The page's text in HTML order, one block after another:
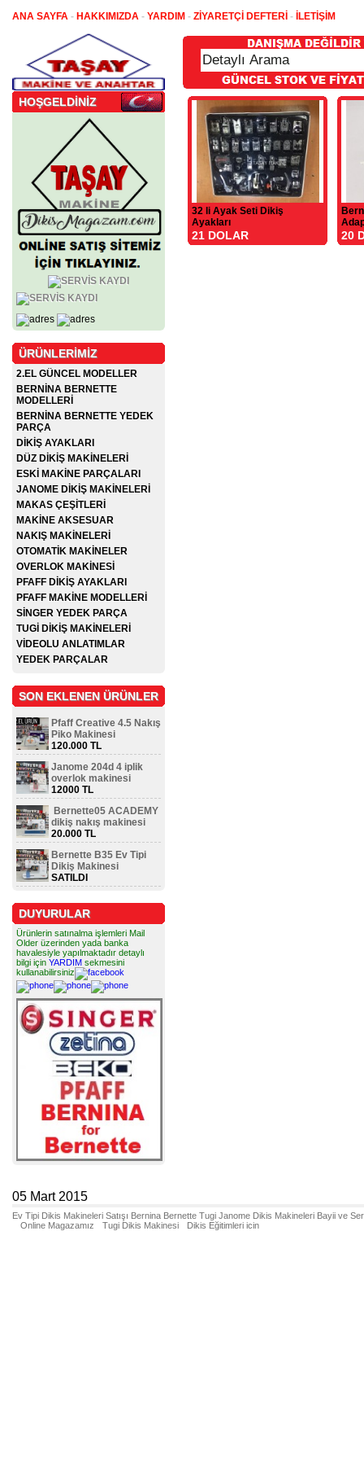
ANA SAYFA - HAKKIMIZDA - YARDIM - ZİYARETÇİ DEFTERİ - İLETİŞİM
HOŞGELDİNİZ
ÜRÜNLERİMİZ
2.EL GÜNCEL MODELLER
BERNİNA BERNETTE
MODELLERİ
BERNİNA BERNETTE YEDEK
PARÇA
DİKİŞ AYAKLARI
DÜZ DİKİŞ MAKİNELERİ
ESKİ MAKİNE PARÇALARI
JANOME DİKİŞ MAKİNELERİ
MAKAS ÇEŞİTLERİ
MAKİNE AKSESUAR
NAKIŞ MAKİNELERİ
OTOMATİK MAKİNELER
OVERLOK MAKİNESİ
PFAFF DİKİŞ AYAKLARI
PFAFF MAKİNE MODELLERİ
SİNGER YEDEK PARÇA
TUGİ DİKİŞ MAKİNELERİ
VİDEOLU ANLATIMLAR
YEDEK PARÇALAR
SON EKLENEN ÜRÜNLER
Pfaff Creative 4.5 Nakış
Piko Makinesi
120.000 TL
Janome 204d 4 iplik
overlok makinesi
12000 TL
Bernette05 ACADEMY
dikiş nakış makinesi
20.000 TL
Bernette B35 Ev Tipi
Dikiş Makinesi
SATILDI
DUYURULAR
Ürünlerin satınalma işlemleri Mail
Older üzerinden yada banka
havalesiyle yapılmaktadır detaylı
bilgi için YARDIM sekmesini
kullanabilirsiniz
32 li Ayak Seti Dikiş
Ayakları
21 DOLAR 20
05 Mart 2015
Ev Tipi Dikis Makineleri Satışı Bernina Bernette Tugi Janome Dikis Makineleri Bayii ve
Online Magazamız
Tugi Dikis Makinesi Dikis Eğitimleri icin